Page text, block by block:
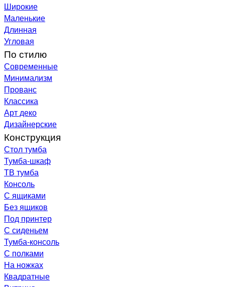
Широкие
Маленькие
Длинная
Угловая
По стилю
Современные
Минимализм
Прованс
Классика
Арт деко
Дизайнерские
Конструкция
Стол тумба
Тумба-шкаф
ТВ тумба
Консоль
С ящиками
Без ящиков
Под принтер
С сиденьем
Тумба-консоль
С полками
На ножках
Квадратные